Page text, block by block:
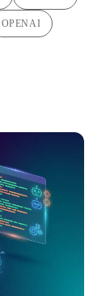
OPENAI